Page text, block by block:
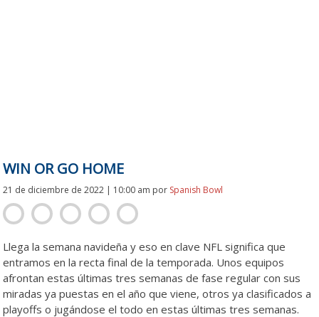
WIN OR GO HOME
21 de diciembre de 2022 | 10:00 am por Spanish Bowl
Llega la semana navideña y eso en clave NFL significa que
entramos en la recta final de la temporada. Unos equipos
afrontan estas últimas tres semanas de fase regular con sus
miradas ya puestas en el año que viene, otros ya clasificados a
playoffs o jugándose el todo en estas últimas tres semanas.